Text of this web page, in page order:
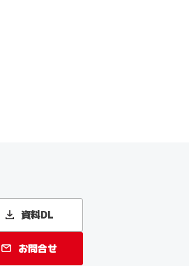
資料DL
お問合せ